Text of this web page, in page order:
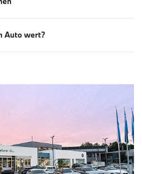
Auto wert?